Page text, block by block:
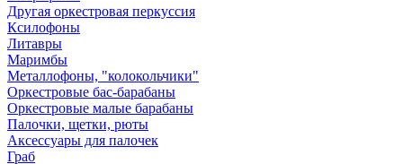
Другая оркестровая перкуссия
Ксилофоны
Литавры
Маримбы
Металлофоны, "колокольчики"
Оркестровые бас-барабаны
Оркестровые малые барабаны
Палочки, щетки, рюты
Аксессуары для палочек
Граб